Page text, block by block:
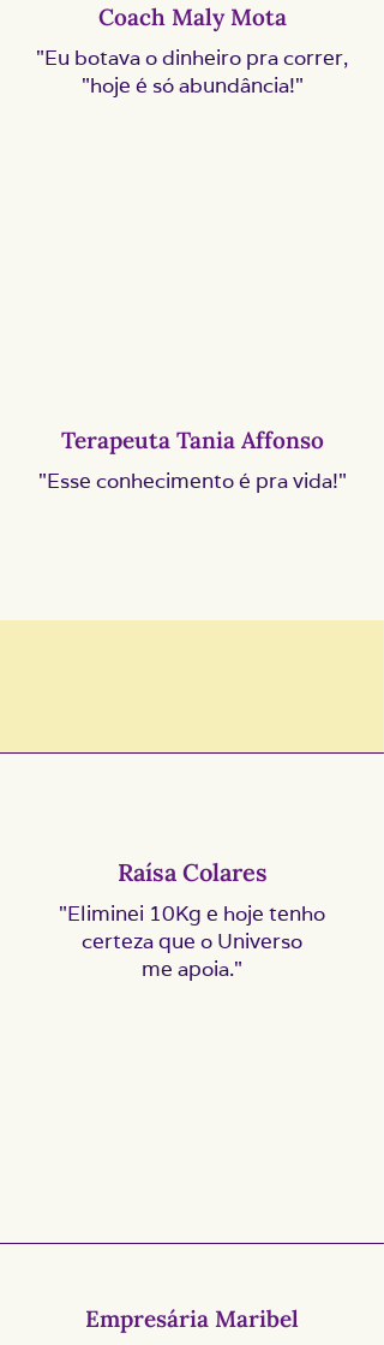
Coach Maly Mota
"Eu botava o dinheiro pra correr,
"hoje é só abundância!"
Terapeuta Tania Affonso
"Esse conhecimento é pra vida!"
Raísa Colares
"Eliminei 10Kg e hoje tenho
certeza que o Universo
me apoia."
Empresária Maribel